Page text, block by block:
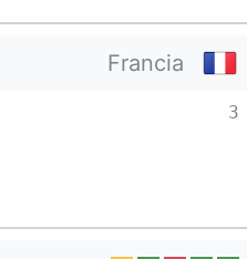
Francia
3